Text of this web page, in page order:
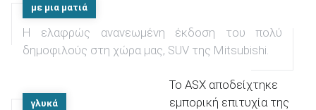
ΑΝΑΖΗΤΗΣΗ
με μια ματιά
Η ελαφρώς ανανεωμένη έκδοση του πολύ
δημοφιλούς στη χώρα μας, SUV της Mitsubishi.
γλυκά
Το ASX αποδείχτηκε
εμπορική επιτυχία της